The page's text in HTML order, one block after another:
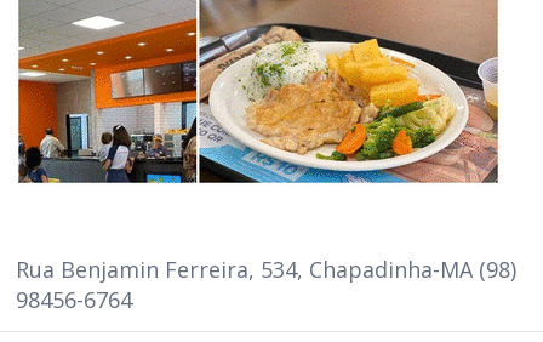
Rua Benjamin Ferreira, 534, Chapadinha-MA (98)
98456-6764